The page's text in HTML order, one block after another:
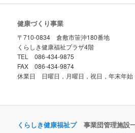
健康づくり事業
〒710-0834 倉敷市笹沖180番地
くらしき健康福祉プラザ4階
TEL 086-434-9875
FAX 086-434-9874
休業日 日曜日，月曜日，祝日，年末年始
くらしき健康福祉プ
事業団管理施設